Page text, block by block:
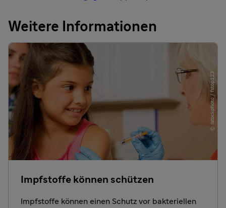
Weitere Informationen
Impfstoffe können schützen
Impfstoffe können einen Schutz vor bakteriellen